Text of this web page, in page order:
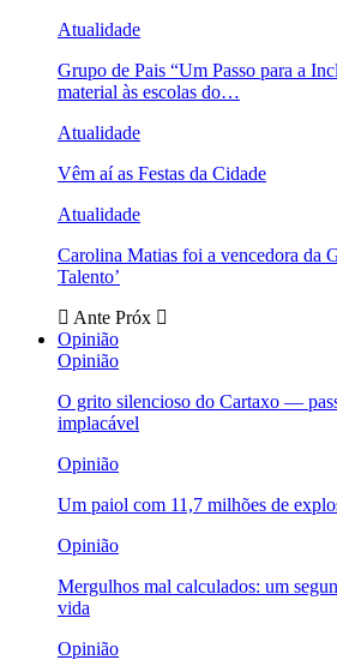
Atualidade
Grupo de Pais “Um Passo para a
material às escolas do…
Atualidade
Vêm aí as Festas da Cidade
Atualidade
Carolina Matias foi a vencedora da
Talento’
Ante Próx
Opinião
Opinião
O grito silencioso do Cartaxo —
implacável
Opinião
Um paiol com 11,7 milhões de
Opinião
Mergulhos mal calculados: um
vida
Opinião